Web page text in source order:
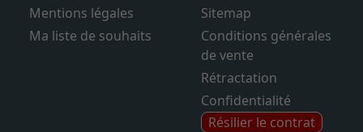
Mentions légales
Ma liste de souhaits
Sitemap
Conditions générales
de vente
Rétractation
Confidentialité
Résilier le contrat